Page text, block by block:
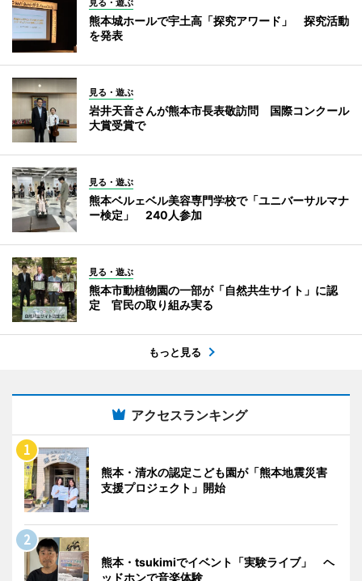
熊本城ホールで宇土高「探究アワード」 探究活動
を発表
見る・遊ぶ
岩井天音さんが熊本市長表敬訪問 国際コンクール
大賞受賞で
見る・遊ぶ
熊本ベルェベル美容専門学校で「ユニバーサルマナ
ー検定」 240人参加
見る・遊ぶ
熊本市動植物園の一部が「自然共生サイト」に認
定 官民の取り組み実る
もっと見る
アクセスランキング
熊本・清水の認定こども園が「熊本地震災害
支援プロジェクト」開始
熊本・tsukimiでイベント「実験ライブ」 ヘ
ッドホンで音楽体験